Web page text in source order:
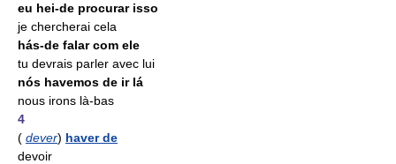
eu hei-de procurar isso
je chercherai cela
hás-de falar com ele
tu devrais parler avec lui
nós havemos de ir lá
nous irons là-bas
4
( dever) haver de
devoir